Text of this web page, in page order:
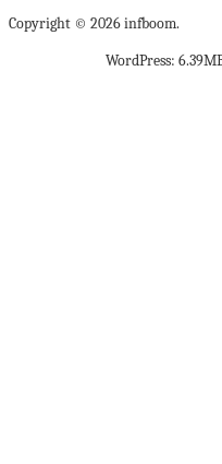
Copyright © 2026 infboom.
WordPress: